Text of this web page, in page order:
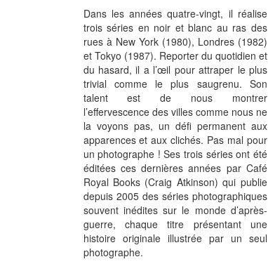
Dans les années quatre-vingt, il réalise
trois séries en noir et blanc au ras des
rues à New York (1980), Londres (1982)
et Tokyo (1987). Reporter du quotidien et
du hasard, il a l’œil pour attraper le plus
trivial comme le plus saugrenu. Son
talent est de nous montrer
l’effervescence des villes comme nous ne
la voyons pas, un défi permanent aux
apparences et aux clichés. Pas mal pour
un photographe ! Ses trois séries ont été
éditées ces dernières années par Café
Royal Books (Craig Atkinson) qui publie
depuis 2005 des séries photographiques
souvent inédites sur le monde d’après-
guerre, chaque titre présentant une
histoire originale illustrée par un seul
photographe.